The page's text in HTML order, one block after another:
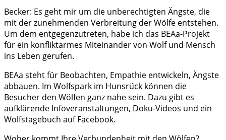
Becker: Es geht mir um die unberechtigten Ängste, die
mit der zunehmenden Verbreitung der Wölfe entstehen.
Um dem entgegenzutreten, habe ich das BEAa-Projekt
für ein konfliktarmes Miteinander von Wolf und Mensch
ins Leben gerufen.
BEAa steht für Beobachten, Empathie entwickeln, Ängste
abbauen. Im Wolfspark im Hunsrück können die
Besucher den Wölfen ganz nahe sein. Dazu gibt es
aufklärende Infoveranstaltungen, Doku-Videos und ein
Wolfstagebuch auf Facebook.